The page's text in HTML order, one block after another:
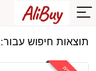
תוצאות חיפוש עבור: